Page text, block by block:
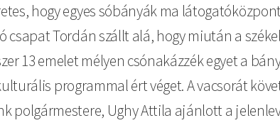
hogy egyes sóbányák ma
csapat Tordán szállt alá, hogy miután a
13 emelet mélyen csónakázzék egyet a
programmal ért véget. A vacsorát
polgármestere, Ughy Attila ajánlott a